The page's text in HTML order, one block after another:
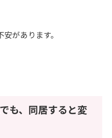
があります。
も、同居すると変